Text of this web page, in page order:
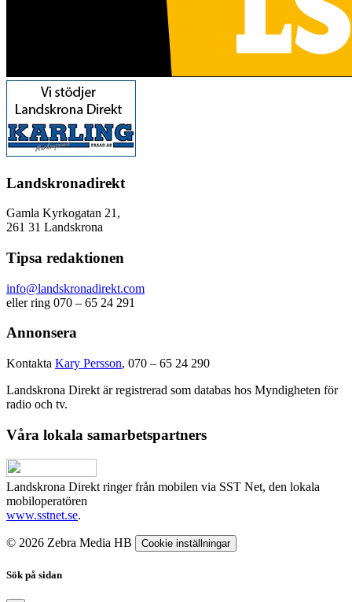
Landskronadirekt
Gamla Kyrkogatan 21,
261 31 Landskrona
Tipsa redaktionen
info@landskronadirekt.com
eller ring 070 – 65 24 291
Annonsera
Kontakta Kary Persson, 070 – 65 24 290
Landskrona Direkt är registrerad som databas hos Myndigheten för
radio och tv.
Våra lokala samarbetspartners
Landskrona Direkt ringer från mobilen via SST Net, den lokala
mobiloperatören
www.sstnet.se.
© 2026 Zebra Media HB Cookie inställningar
Sök på sidan